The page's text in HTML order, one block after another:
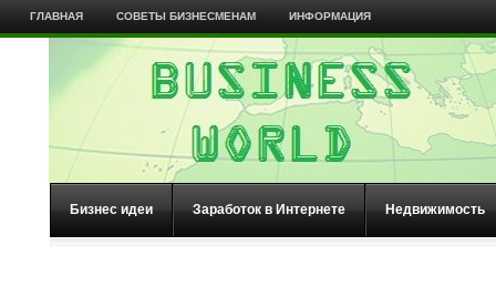
ГЛАВНАЯ СОВЕТЫ БИЗНЕСМЕНАМ ИНФОРМАЦИЯ
Бизнес идеи Заработок в Интернете Недвижимость